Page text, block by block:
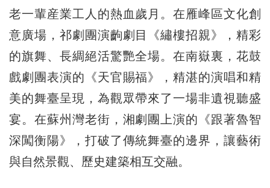
老一輩産業工人的熱血歲月。在雁峰區文化創
意廣場，祁劇團演齣劇目《繡樓招親》，精彩
的旗舞、長綢絕活驚艷全場。在南嶽裏，花鼓
戲劇團表演的《天官賜福》，精湛的演唱和精
美的舞臺呈現，為觀眾帶來了一場非遺視聽盛
宴。在蘇州灣老街，湘劇團上演的《跟著魯智
深闖衡陽》，打破了傳統舞臺的邊界，讓藝術
與自然景觀、歷史建築相互交融。